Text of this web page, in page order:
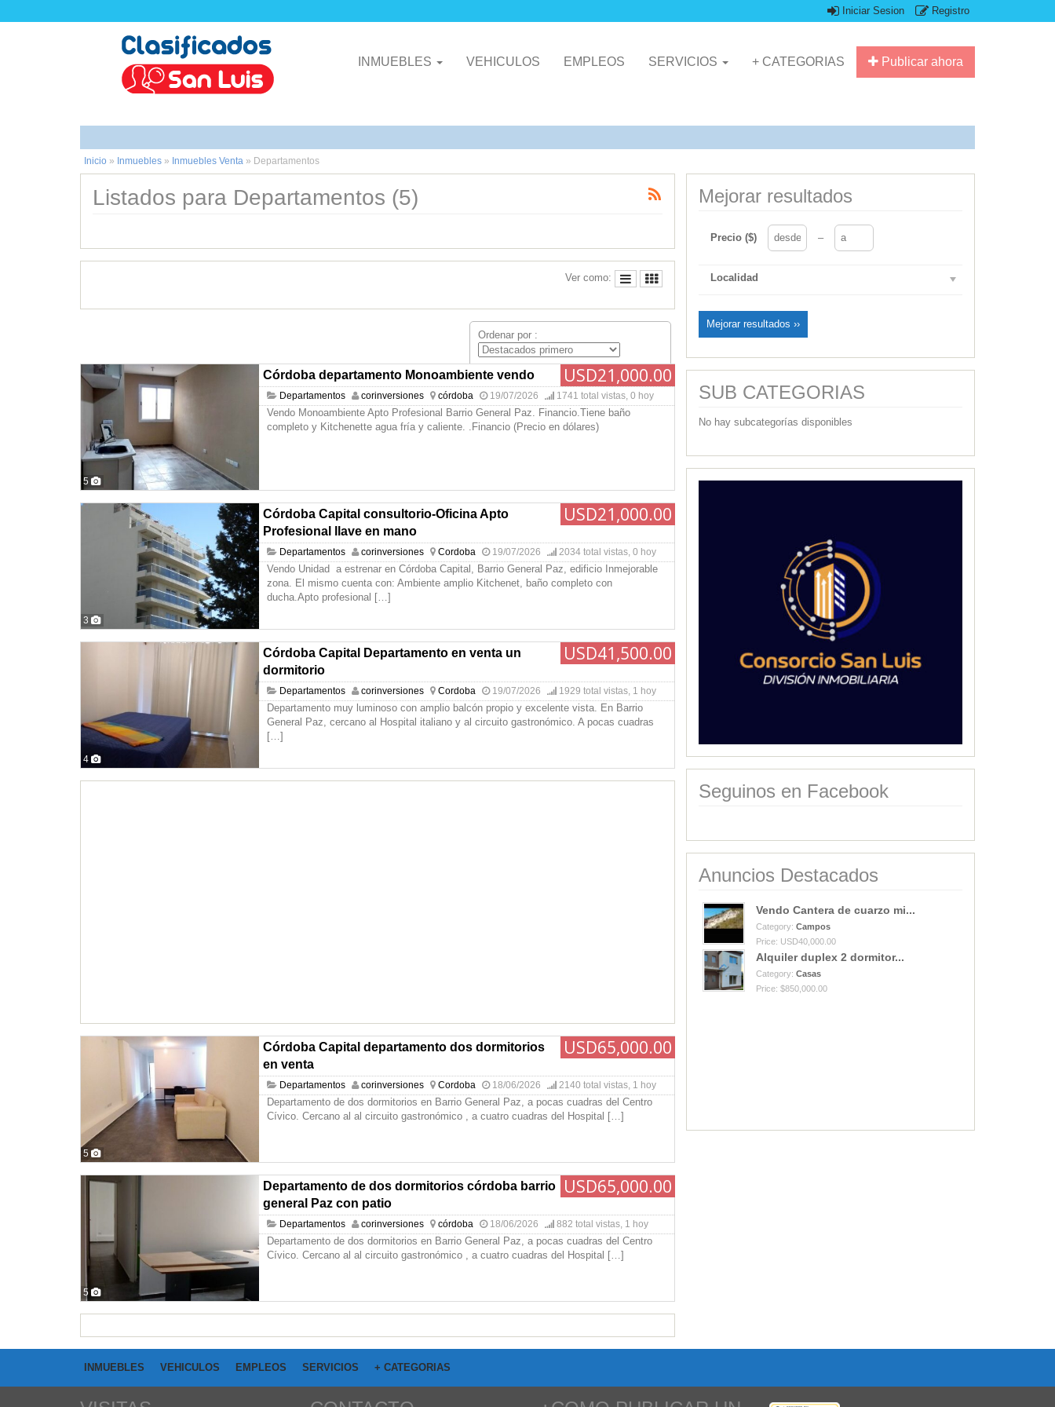
Iniciar Sesion Registro
Publicar ahora
INMUEBLES VEHICULOS EMPLEOS SERVICIOS + CATEGORIAS
Inicio » Inmuebles » Inmuebles Venta » Departamentos
Listados para Departamentos (5)
Ver como:
Ordenar por :
5
USD21,000.00
Córdoba departamento Monoambiente vendo
Departamentos corinversiones córdoba 19/07/2026 1741 total vistas, 0 hoy
Vendo Monoambiente Apto Profesional Barrio General Paz. Financio.Tiene baño
completo y Kitchenette agua fría y caliente. .Financio (Precio en dólares)
3
USD21,000.00
Córdoba Capital consultorio-Oficina Apto
Profesional llave en mano
Departamentos corinversiones Cordoba 19/07/2026 2034 total vistas, 0 hoy
Vendo Unidad a estrenar en Córdoba Capital, Barrio General Paz, edificio Inmejorable
zona. El mismo cuenta con: Ambiente amplio Kitchenet, baño completo con
ducha.Apto profesional […]
4
USD41,500.00
Córdoba Capital Departamento en venta un
dormitorio
Departamentos corinversiones Cordoba 19/07/2026 1929 total vistas, 1 hoy
Departamento muy luminoso con amplio balcón propio y excelente vista. En Barrio
General Paz, cercano al Hospital italiano y al circuito gastronómico. A pocas cuadras
[…]
5
USD65,000.00
Córdoba Capital departamento dos dormitorios
en venta
Departamentos corinversiones Cordoba 18/06/2026 2140 total vistas, 1 hoy
Departamento de dos dormitorios en Barrio General Paz, a pocas cuadras del Centro
Cívico. Cercano al al circuito gastronómico , a cuatro cuadras del Hospital […]
5
USD65,000.00
Departamento de dos dormitorios córdoba barrio
general Paz con patio
Departamentos corinversiones córdoba 18/06/2026 882 total vistas, 1 hoy
Departamento de dos dormitorios en Barrio General Paz, a pocas cuadras del Centro
Cívico. Cercano al al circuito gastronómico , a cuatro cuadras del Hospital […]
Mejorar resultados
Precio ($) –
Localidad
Mejorar resultados ››
SUB CATEGORIAS
No hay subcategorías disponibles
Seguinos en Facebook
Anuncios Destacados
Vendo Cantera de cuarzo mi...
Category: Campos
Price: USD40,000.00
Alquiler duplex 2 dormitor...
Category: Casas
Price: $850,000.00
INMUEBLES VEHICULOS EMPLEOS SERVICIOS + CATEGORIAS